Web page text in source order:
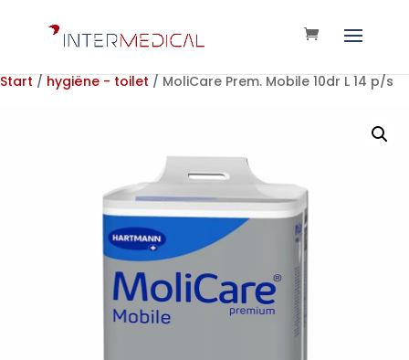
Start / hygiëne - toilet / MoliCare Prem. Mobile 10dr L 14 p/s